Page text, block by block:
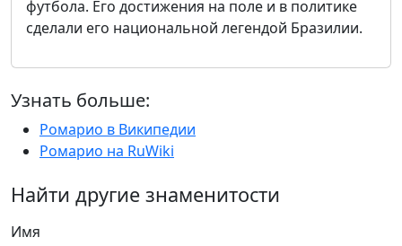
футбола. Его достижения на поле и в политике
сделали его национальной легендой Бразилии.
Узнать больше:
Ромарио в Википедии
Ромарио на RuWiki
Найти другие знаменитости
Имя